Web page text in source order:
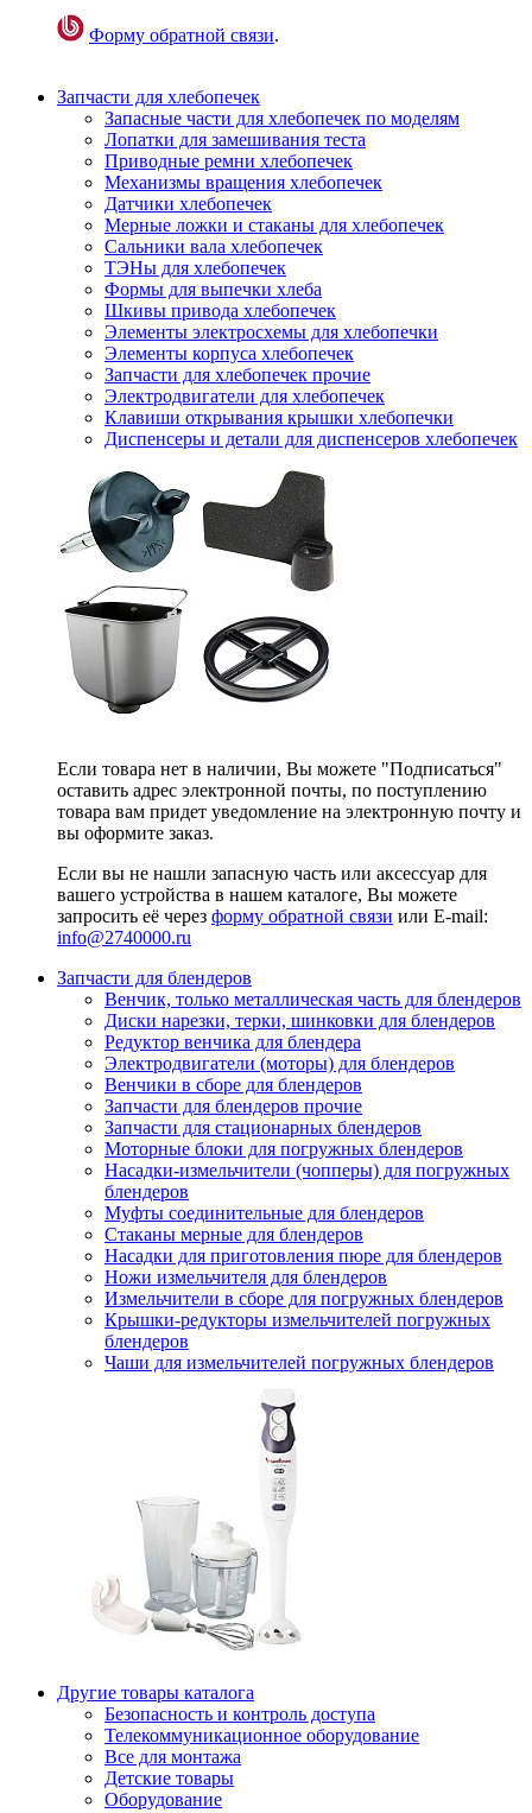
Форму обратной связи.
Запчасти для хлебопечек
Запасные части для хлебопечек по моделям
Лопатки для замешивания теста
Приводные ремни хлебопечек
Механизмы вращения хлебопечек
Датчики хлебопечек
Мерные ложки и стаканы для хлебопечек
Сальники вала хлебопечек
ТЭНы для хлебопечек
Формы для выпечки хлеба
Шкивы привода хлебопечек
Элементы электросхемы для хлебопечки
Элементы корпуса хлебопечек
Запчасти для хлебопечек прочие
Электродвигатели для хлебопечек
Клавиши открывания крышки хлебопечки
Диспенсеры и детали для диспенсеров хлебопечек
Если товара нет в наличии, Вы можете "Подписаться"
оставить адрес электронной почты, по поступлению
товара вам придет уведомление на электронную почту и
вы оформите заказ.
Если вы не нашли запасную часть или аксессуар для
вашего устройства в нашем каталоге, Вы можете
запросить её через форму обратной связи или E-mail:
info@2740000.ru
Запчасти для блендеров
Венчик, только металлическая часть для блендеров
Диски нарезки, терки, шинковки для блендеров
Редуктор венчика для блендера
Электродвигатели (моторы) для блендеров
Венчики в сборе для блендеров
Запчасти для блендеров прочие
Запчасти для стационарных блендеров
Моторные блоки для погружных блендеров
Насадки-измельчители (чопперы) для погружных
блендеров
Муфты соединительные для блендеров
Стаканы мерные для блендеров
Насадки для приготовления пюре для блендеров
Ножи измельчителя для блендеров
Измельчители в сборе для погружных блендеров
Крышки-редукторы измельчителей погружных
блендеров
Чаши для измельчителей погружных блендеров
Другие товары каталога
Безопасность и контроль доступа
Телекоммуникационное оборудование
Все для монтажа
Детские товары
Оборудование